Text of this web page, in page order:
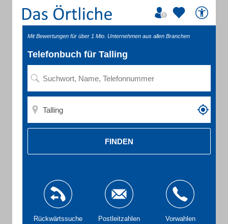
Mit Bewertungen für über 1 Mio. Unternehmen aus allen Branchen
Telefonbuch für Talling
FINDEN
Rückwärtssuche Postleitzahlen Vorwahlen